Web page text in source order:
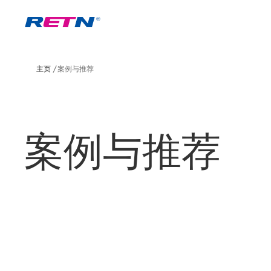
主页 案例与推荐
案例与推荐